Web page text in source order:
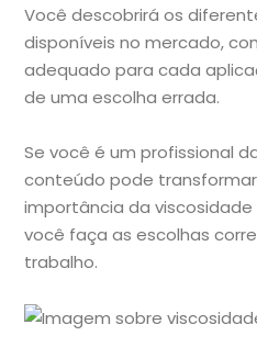
Você descobrirá os
disponíveis no mercado,
adequado para cada
de uma escolha errada.
Se você é um profissional
conteúdo pode
importância da
você faça as escolhas
trabalho.